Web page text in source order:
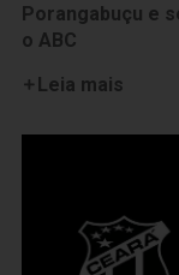
Porangabuçu e
o ABC
Leia mais